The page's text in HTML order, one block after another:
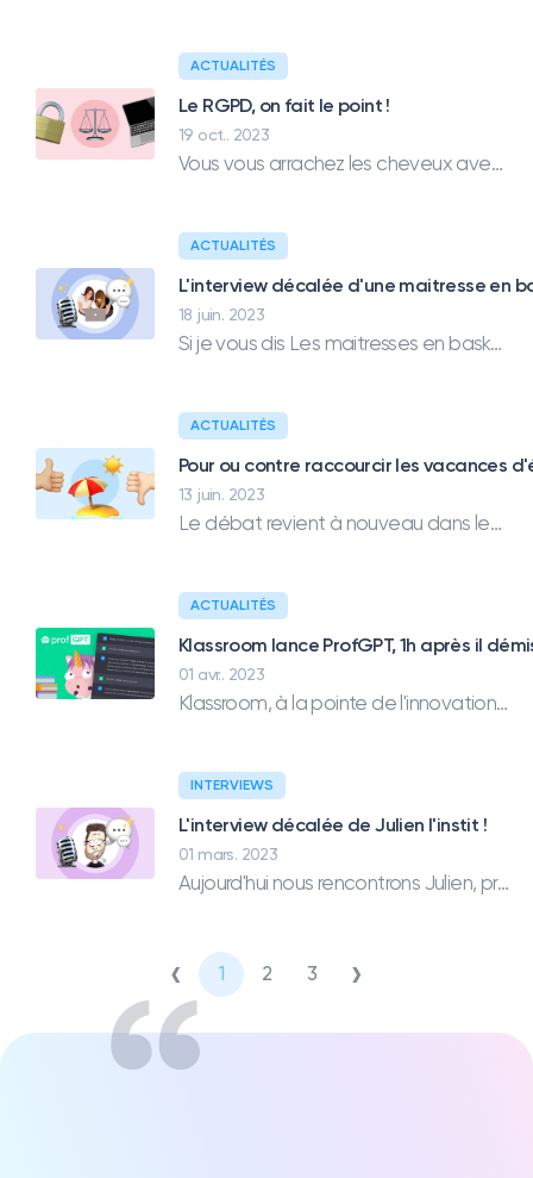
ACTUALITÉS
Le RGPD, on fait le point !
19 oct.. 2023
Vous vous arrachez les cheveux avec le RGPD ? On répond à vos questions en toute simplicité.
ACTUALITÉS
L'interview décalée d'une maitresse en
18 juin. 2023
Si je vous dis Les maitresses en baskets, vous avez probablement déjà entendu parler d’elles. Nina et Anaïs, toutes les deux professeurs des écoles, animent ensemble un compte Instagram avec 60 000 abonnés et sont autrices pour les éditions Hatier.
ACTUALITÉS
Pour ou contre raccourcir les vacances
13 juin. 2023
Le débat revient à nouveau dans les médias, que pensez-vous de cette proposition ?
ACTUALITÉS
Klassroom lance ProfGPT, 1h après il
01 avr.. 2023
Klassroom, à la pointe de l'innovation en terme d'éducation a lancé un premier prototype d'une intelligence artificielle pour remplacer les enseignants absents..
INTERVIEWS
L'interview décalée de Julien l'instit !
01 mars. 2023
Aujourd'hui nous rencontrons Julien, professeur des écoles depuis 17ans. Cette année il est maître de PS/GS, découvrez sa façon de voir son métier.
‹ 1 2 3 ›